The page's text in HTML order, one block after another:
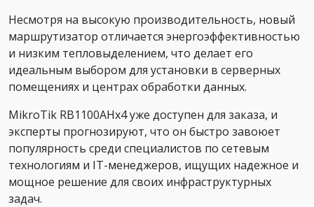
Несмотря на высокую производительность, новый
маршрутизатор отличается энергоэффективностью
и низким тепловыделением, что делает его
идеальным выбором для установки в серверных
помещениях и центрах обработки данных.
MikroTik RB1100AHx4 уже доступен для заказа, и
эксперты прогнозируют, что он быстро завоюет
популярность среди специалистов по сетевым
технологиям и IT-менеджеров, ищущих надежное и
мощное решение для своих инфраструктурных
задач.